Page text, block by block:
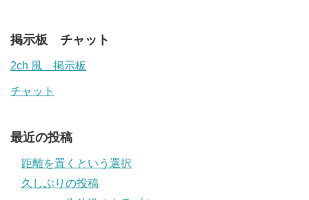
掲示板 チャット
2ch 風 掲示板
チャット
最近の投稿
距離を置くという選択
久しぶりの投稿